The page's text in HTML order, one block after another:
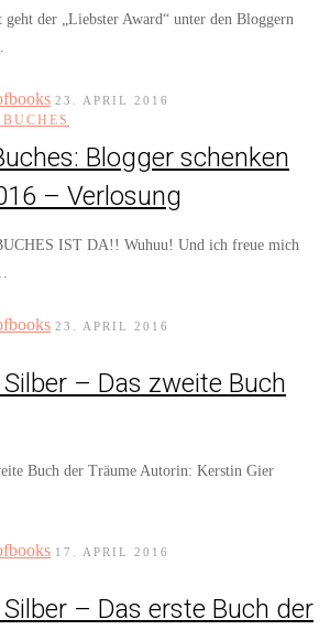
geht der „Liebster Award“ unter den Bloggern
23. APRIL 2016
Blogger schenken
– Verlosung
IST DA!! Wuhuu! Und ich freue mich
23. APRIL 2016
– Das zweite Buch
Buch der Träume Autorin: Kerstin Gier
17. APRIL 2016
– Das erste Buch der